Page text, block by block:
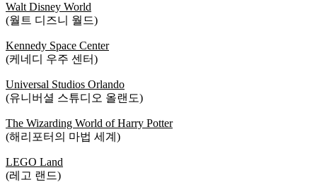
Walt Disney World
(월트 디즈니 월드)
Kennedy Space Center
(케네디 우주 센터)
Universal Studios Orlando
(유니버셜 스튜디오 올랜도)
The Wizarding World of Harry Potter
(해리포터의 마법 세계)
LEGO Land
(레고 랜드)